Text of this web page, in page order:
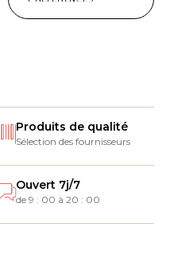
Produits de qualité
Sélection des fournisseurs
Ouvert 7j/7
de 9 : 00 à 20 : 00